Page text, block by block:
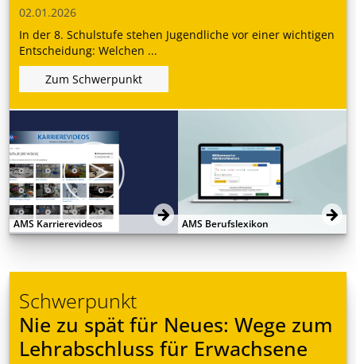
02.01.2026
In der 8. Schulstufe stehen Jugendliche vor einer wichtigen
Entscheidung: Welchen ...
Zum Schwerpunkt
AMS Karrierevideos AMS Berufslexikon
Schwerpunkt
Nie zu spät für Neues: Wege zum
Lehrabschluss für Erwachsene